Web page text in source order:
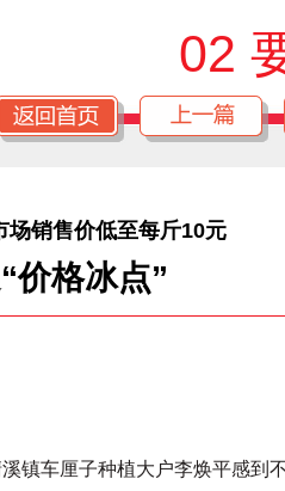
02
场销售价低至每斤10元
价格冰点”
镇车厘子种植大户李焕平感